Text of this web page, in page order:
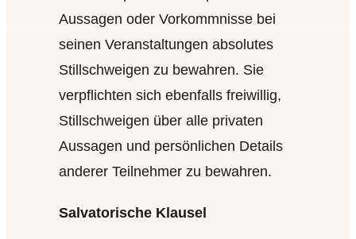
Aussagen oder Vorkommnisse bei
seinen Veranstaltungen absolutes
Stillschweigen zu bewahren. Sie
verpflichten sich ebenfalls freiwillig,
Stillschweigen über alle privaten
Aussagen und persönlichen Details
anderer Teilnehmer zu bewahren.
Salvatorische Klausel